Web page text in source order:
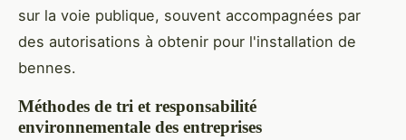
sur la voie publique, souvent accompagnées par
des autorisations à obtenir pour l'installation de
bennes.
Méthodes de tri et responsabilité
environnementale des entreprises